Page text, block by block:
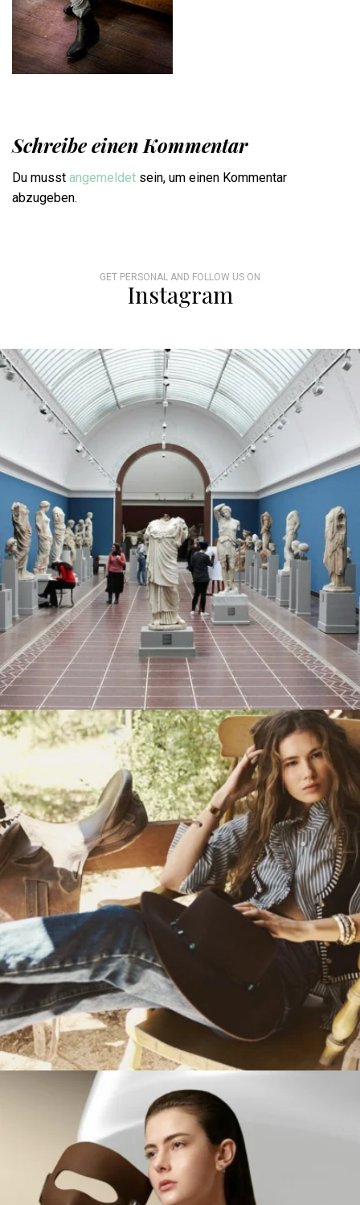
Schreibe einen Kommentar
Du musst angemeldet sein, um einen Kommentar
abzugeben.
GET PERSONAL AND FOLLOW US ON
Instagram